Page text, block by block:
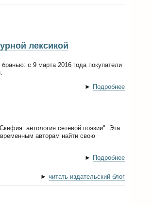
лексикой
с 9 марта 2016 года покупатели
► Подробнее
антология сетевой поэзии". Эта
авторам найти свою
► Подробнее
► читать издательский блог